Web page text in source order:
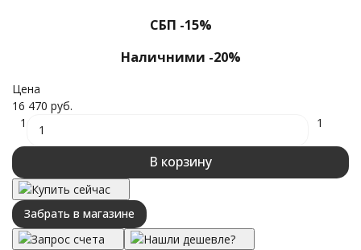
СБП -15%
Наличними -20%
Цена
16 470 руб.
1
1
В корзину
Купить сейчас
Забрать в магазине
Запрос счета
Нашли дешевле?